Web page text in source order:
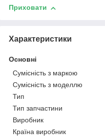
Приховати
Характеристики
Основні
Сумісність з маркою
Сумісність з моделлю
Тип
Тип запчастини
Виробник
Країна виробник